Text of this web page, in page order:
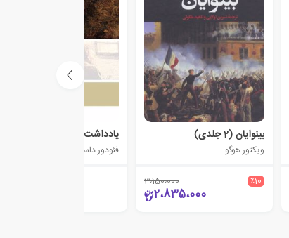
بینوایان (2 جلدی)
ویکتور هوگو
٪10 3،150،000
2،835،000
فئودور داستایفسکی